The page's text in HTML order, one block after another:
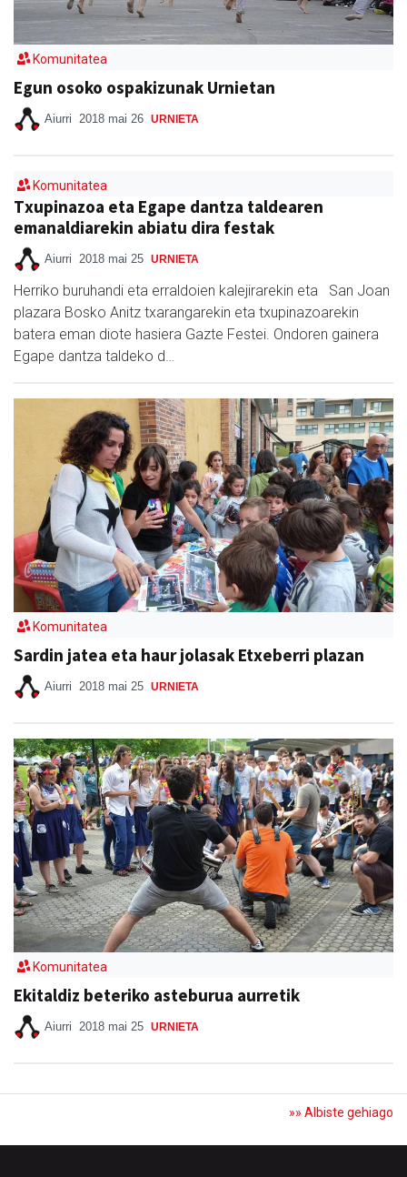
Komunitatea
Egun osoko ospakizunak Urnietan
Aiurri 2018 mai 26 URNIETA
Komunitatea
Txupinazoa eta Egape dantza taldearen
emanaldiarekin abiatu dira festak
Aiurri 2018 mai 25 URNIETA
Herriko buruhandi eta erraldoien kalejirarekin eta San Joan
plazara Bosko Anitz txarangarekin eta txupinazoarekin
batera eman diote hasiera Gazte Festei. Ondoren gainera
Egape dantza taldeko d…
Komunitatea
Sardin jatea eta haur jolasak Etxeberri plazan
Aiurri 2018 mai 25 URNIETA
Komunitatea
Ekitaldiz beteriko asteburua aurretik
Aiurri 2018 mai 25 URNIETA
»» Albiste gehiago